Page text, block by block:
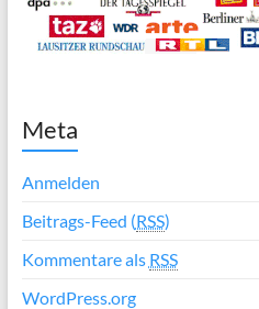
Meta
Anmelden
Beitrags-Feed (RSS)
Kommentare als RSS
WordPress.org